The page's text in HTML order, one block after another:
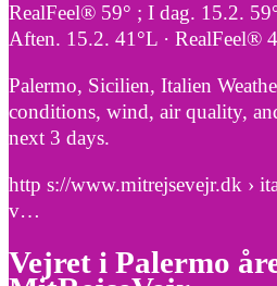
RealFeel® 59° ; I dag. 15.2.
Aften. 15.2. 41°L · RealFeel®
Palermo, Sicilien, Italien
conditions, wind, air quality,
next 3 days.
http s://www.mitrejsevejr.dk ›
v…
Vejret i Palermo